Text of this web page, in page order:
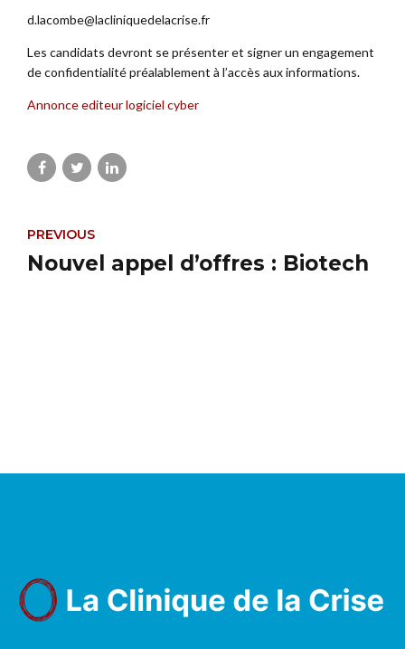
d.lacombe@lacliniquedelacrise.fr
Les candidats devront se présenter et signer un engagement
de confidentialité préalablement à l’accès aux informations.
Annonce editeur logiciel cyber
PREVIOUS
Nouvel appel d’offres : Biotech